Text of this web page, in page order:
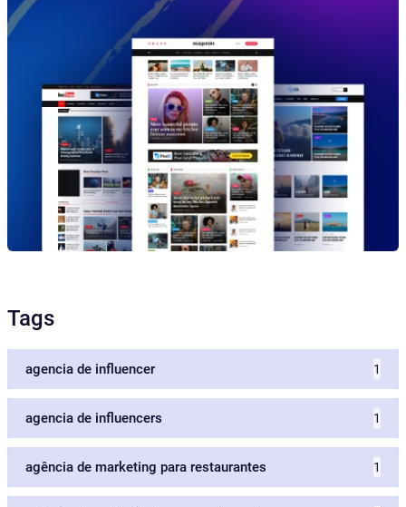
Tags
agencia de influencer 1
agencia de influencers 1
agência de marketing para restaurantes 1